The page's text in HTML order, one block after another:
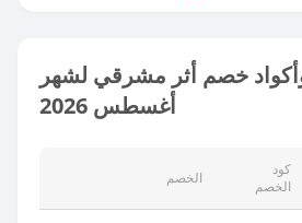
خصم أثر مشرقي لشهر
أغسطس 2026
الخصم
كود
الخصم